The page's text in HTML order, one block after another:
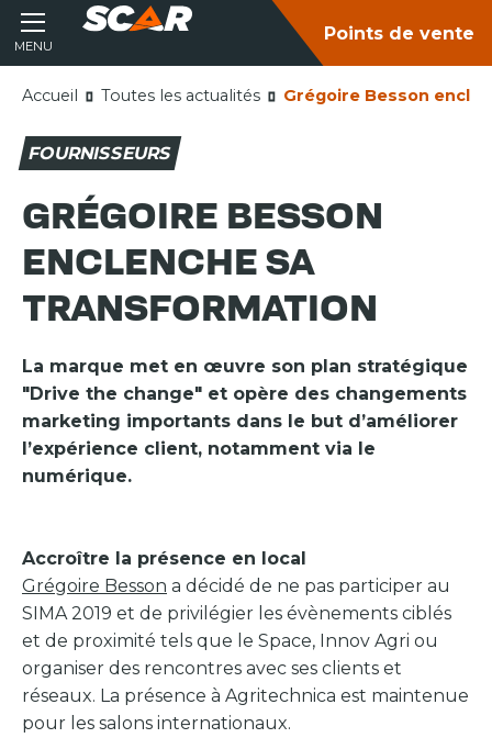
MENU
Points de vente
FOURNISSEURS
Accueil Toutes les actualités Grégoire Besson
GRÉGOIRE BESSON
ENCLENCHE SA
TRANSFORMATION
La marque met en œuvre son plan stratégique
"Drive the change" et opère des changements
marketing importants dans le but d’améliorer
l’expérience client, notamment via le
numérique.
Accroître la présence en local
Grégoire Besson a décidé de ne pas participer au
SIMA 2019 et de privilégier les évènements ciblés
et de proximité tels que le Space, Innov Agri ou
organiser des rencontres avec ses clients et
réseaux. La présence à Agritechnica est maintenue
pour les salons internationaux.